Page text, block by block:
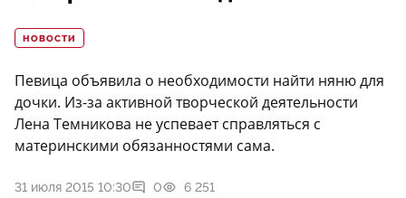
НОВОСТИ
Певица объявила о необходимости найти няню для
дочки. Из-за активной творческой деятельности
Лена Темникова не успевает справляться с
материнскими обязанностями сама.
31 июля 2015 10:30 0 6 251